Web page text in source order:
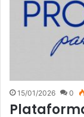
15/01/2026 0